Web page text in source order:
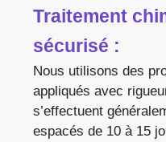
Traitement
sécurisé :
Nous utilisons des
appliqués avec
s’effectuent
espacés de 10 à 15